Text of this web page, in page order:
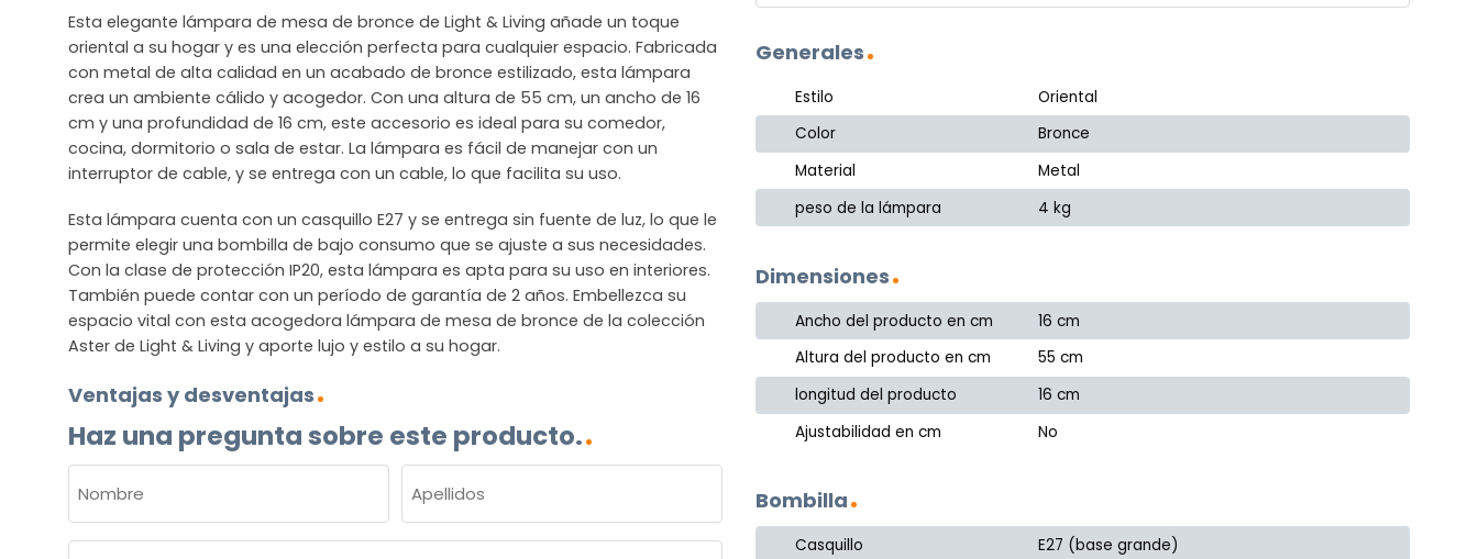
Esta elegante lámpara de mesa de bronce de Light & Living añade un toque
oriental a su hogar y es una elección perfecta para cualquier espacio. Fabricada
con metal de alta calidad en un acabado de bronce estilizado, esta lámpara
crea un ambiente cálido y acogedor. Con una altura de 55 cm, un ancho de 16
cm y una profundidad de 16 cm, este accesorio es ideal para su comedor,
cocina, dormitorio o sala de estar. La lámpara es fácil de manejar con un
interruptor de cable, y se entrega con un cable, lo que facilita su uso.
Esta lámpara cuenta con un casquillo E27 y se entrega sin fuente de luz, lo que le
permite elegir una bombilla de bajo consumo que se ajuste a sus necesidades.
Con la clase de protección IP20, esta lámpara es apta para su uso en interiores.
También puede contar con un período de garantía de 2 años. Embellezca su
espacio vital con esta acogedora lámpara de mesa de bronce de la colección
Aster de Light & Living y aporte lujo y estilo a su hogar.
Ventajas y desventajas
Haz una pregunta sobre este producto.
(OBLIGATORIO)
Nombre Apellidos
Generales
Estilo
Oriental
Color
Bronce
Material
Metal
peso de la lámpara
4 kg
Dimensiones
Ancho del producto en cm
16 cm
Altura del producto en cm
55 cm
longitud del producto
16 cm
Ajustabilidad en cm
No
Bombilla
Casquillo E27 (base grande)